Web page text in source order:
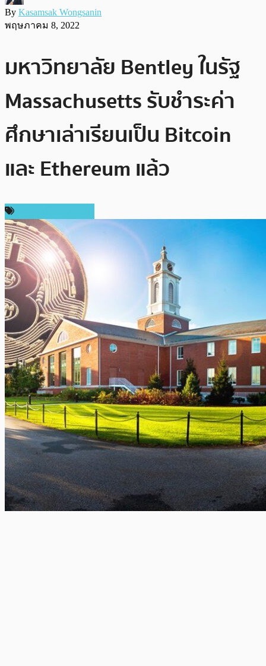
By Kasamsak Wongsanin
พฤษภาคม 8, 2022
มหาวิทยาลัย Bentley ในรัฐ
Massachusetts รับชำระค่า
ศึกษาเล่าเรียนเป็น Bitcoin
และ Ethereum แล้ว